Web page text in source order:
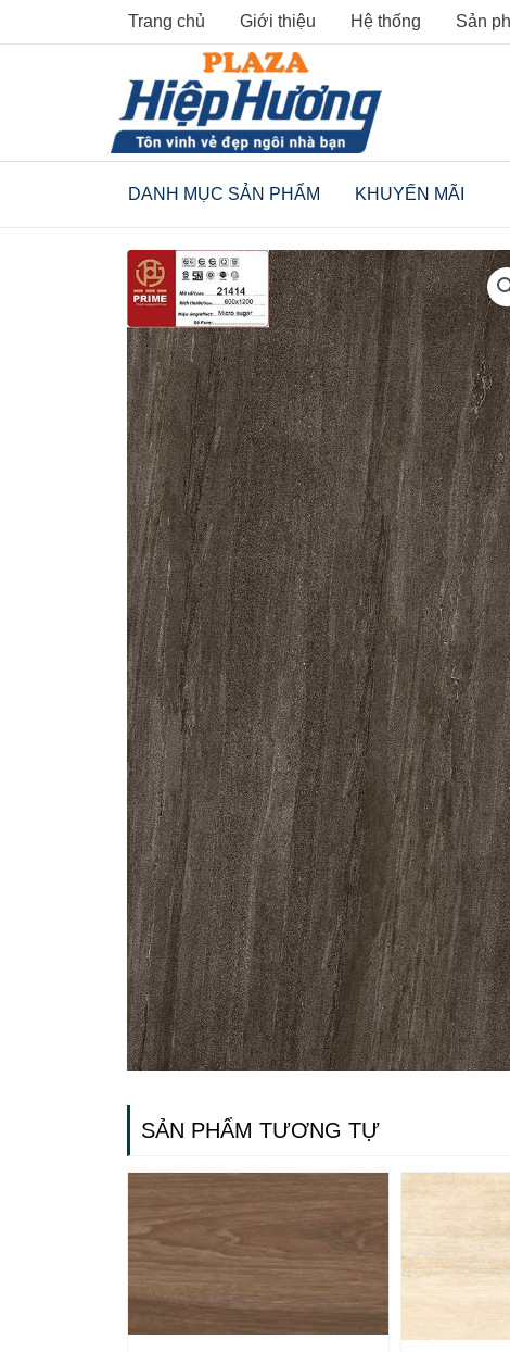
to
Trang chủ Giới thiệu Hệ thống Sản
DANH MỤC SẢN PHẨM KHUYẾN MÃI
SẢN PHẨM TƯƠNG TỰ
Gạch ốp lát
Ngãi